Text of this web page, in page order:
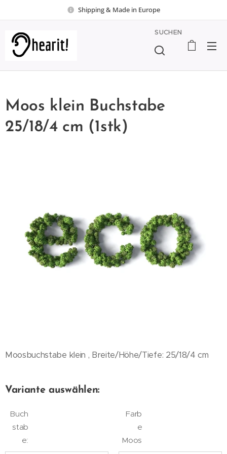
Shipping & Made in Europe
SUCHEN
Moos klein Buchstabe
25/18/4 cm (1stk)
Moosbuchstabe klein , Breite/Höhe/Tiefe: 25/18/4 cm
Variante auswählen:
Buch
stab
e:
Farb
e
Moos